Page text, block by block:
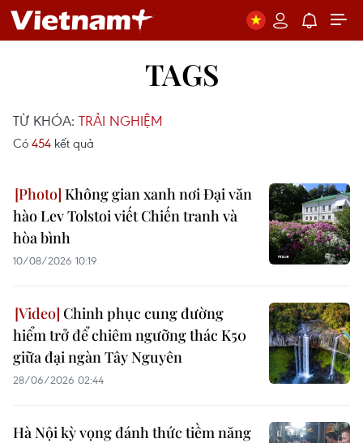
TAGS
TỪ KHÓA: TRẢI NGHIỆM
Có 454 kết quả
Không gian xanh nơi Đại văn
hào Lev Tolstoi viết Chiến tranh và
hòa bình
10/08/2026 10:19
Chinh phục cung đường
hiểm trở để chiêm ngưỡng thác K50
giữa đại ngàn Tây Nguyên
28/06/2026 02:44
Hà Nội kỳ vọng đánh thức tiềm năng